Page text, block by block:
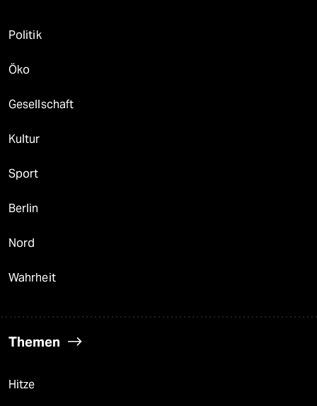
Politik
Öko
Gesellschaft
Kultur
Sport
Berlin
Nord
Wahrheit
Themen
Hitze